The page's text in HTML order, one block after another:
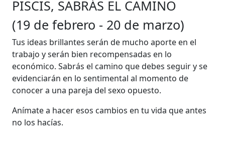
PISCIS, SABRÁS EL CAMINO
(19 de febrero - 20 de marzo)
Tus ideas brillantes serán de mucho aporte en el
trabajo y serán bien recompensadas en lo
económico. Sabrás el camino que debes seguir y se
evidenciarán en lo sentimental al momento de
conocer a una pareja del sexo opuesto.
Anímate a hacer esos cambios en tu vida que antes
no los hacías.